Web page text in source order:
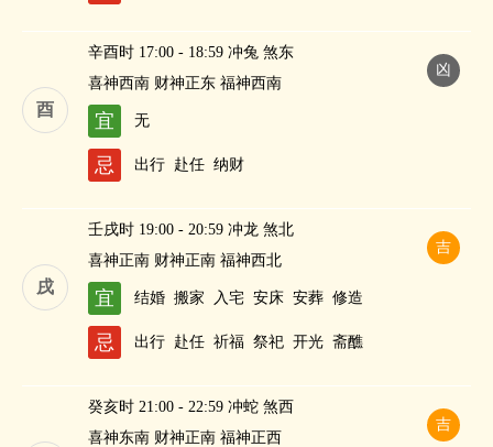
酉
凶
辛酉时 17:00 - 18:59 冲兔 煞东
喜神西南 财神正东 福神西南
宜 无
忌 出行 赴任 纳财
戌
吉
壬戌时 19:00 - 20:59 冲龙 煞北
喜神正南 财神正南 福神西北
宜 结婚 搬家 入宅 安床 安葬 修造
忌 出行 赴任 祈福 祭祀 开光 斋醮
吉
癸亥时 21:00 - 22:59 冲蛇 煞西
喜神东南 财神正南 福神正西